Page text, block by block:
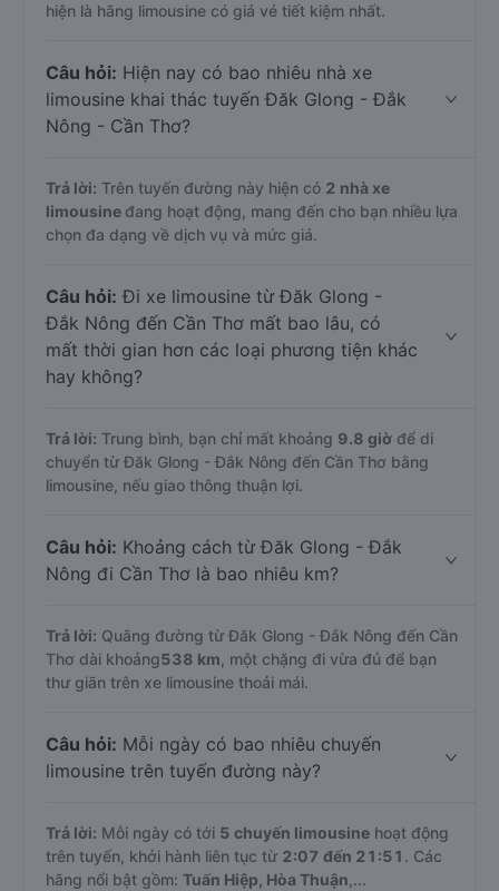
hiện là hãng limousine có giá vé tiết kiệm nhất.
Câu hỏi: Hiện nay có bao nhiêu nhà xe
limousine khai thác tuyến Đăk Glong - Đắk
Nông - Cần Thơ?
Trả lời: Trên tuyến đường này hiện có 2 nhà xe
limousine đang hoạt động, mang đến cho bạn nhiều lựa
chọn đa dạng về dịch vụ và mức giá.
Câu hỏi: Đi xe limousine từ Đăk Glong -
Đắk Nông đến Cần Thơ mất bao lâu, có
mất thời gian hơn các loại phương tiện khác
hay không?
Trả lời: Trung bình, bạn chỉ mất khoảng 9.8 giờ để di
chuyển từ Đăk Glong - Đắk Nông đến Cần Thơ bằng
limousine, nếu giao thông thuận lợi.
Câu hỏi: Khoảng cách từ Đăk Glong - Đắk
Nông đi Cần Thơ là bao nhiêu km?
Trả lời: Quãng đường từ Đăk Glong - Đắk Nông đến Cần
Thơ dài khoảng538 km , một chặng đi vừa đủ để bạn
thư giãn trên xe limousine thoải mái.
Câu hỏi: Mỗi ngày có bao nhiêu chuyến
limousine trên tuyến đường này?
Trả lời: Mỗi ngày có tới 5 chuyến limousine hoạt động
trên tuyến, khởi hành liên tục từ 2:07 đến 21:51 . Các
hãng nổi bật gồm: Tuấn Hiệp, Hòa Thuận ,...